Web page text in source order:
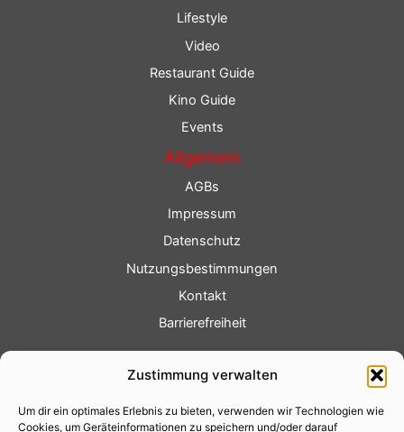
Zustimmung verwalten
Um dir ein optimales Erlebnis zu bieten, verwenden wir Technologien wie
Cookies, um Geräteinformationen zu speichern und/oder darauf
Lifestyle
Video
Restaurant Guide
Kino Guide
Events
Allgemein
AGBs
Impressum
Datenschutz
Nutzungsbestimmungen
Kontakt
Barrierefreiheit
Fotoservice
Videoservice